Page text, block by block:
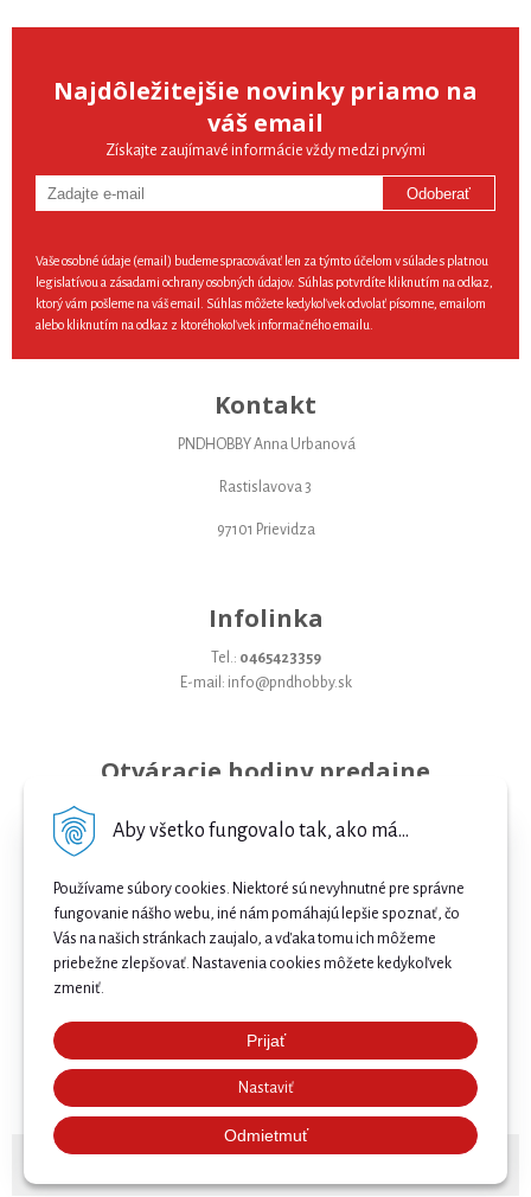
Aby všetko fungovalo tak, ako má...
Používame súbory cookies. Niektoré sú nevyhnutné pre správne
fungovanie nášho webu, iné nám pomáhajú lepšie spoznať, čo
Vás na našich stránkach zaujalo, a vďaka tomu ich môžeme
priebežne zlepšovať. Nastavenia cookies môžete kedykoľvek
zmeniť.
Prijať
Nastaviť
Odmietmuť
Najdôležitejšie novinky priamo na
váš email
Získajte zaujímavé informácie vždy medzi prvými
Odoberať
Vaše osobné údaje (email) budeme spracovávať len za týmto účelom v súlade s platnou
legislatívou a zásadami ochrany osobných údajov. Súhlas potvrdíte kliknutím na odkaz,
ktorý vám pošleme na váš email. Súhlas môžete kedykoľvek odvolať písomne, emailom
alebo kliknutím na odkaz z ktoréhokoľvek informačného emailu.
Kontakt
PNDHOBBY Anna Urbanová
Rastislavova 3
97101 Prievidza
Infolinka
Tel.: 0465423359
E-mail: info@pndhobby.sk
Otváracie hodiny predajne
Streda 09-17
Štvrtok 09-17
Sobota 09-12
Nedeľa Zatvorené
© 2026 Bicykle, E-bicykle a Servis Prievidza •NextShop&e-shop Pohoda Connectorby
Najnižšia cena .
Našli ste nižšiu cenu e-biku? Prekonáme ju! 🔥 Pošlite
nám ponuku a získajte ešte lepšiu cenu. 🚴⚡